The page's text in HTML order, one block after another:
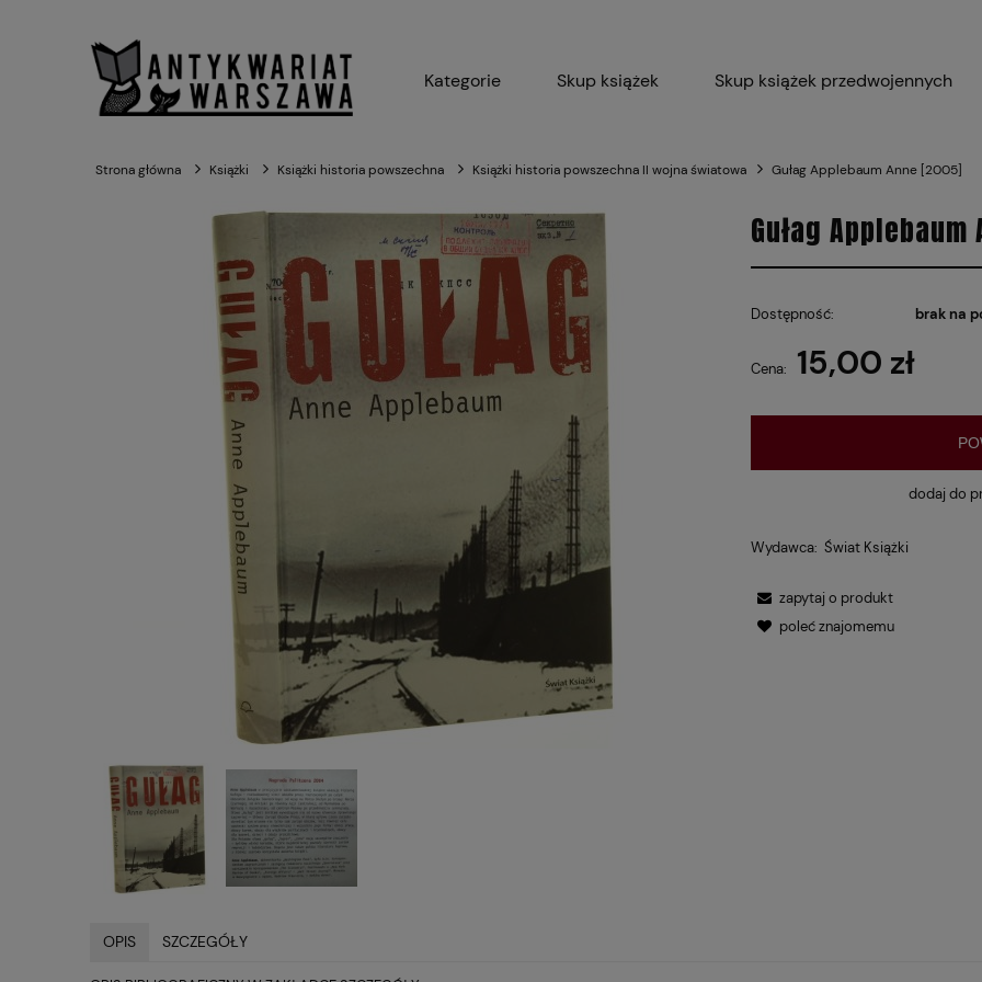
Kategorie Skup książek Skup książek przedwojennych
Strona główna Książki Książki historia powszechna Książki historia powszechna II wojna światowa Gułag Applebaum Anne [2005]
Gułag
Dostępność: brak na
Cena: 15,00 zł
dodaj do
Wydawca: Świat Książki
zapytaj o produkt
poleć znajomemu
OPIS SZCZEGÓŁY